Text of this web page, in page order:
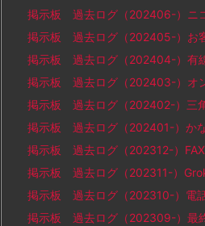
掲示板 過去ログ（202406-）ニ
掲示板 過去ログ（202405-）お
掲示板 過去ログ（202404-）有
掲示板 過去ログ（202403-）オ
掲示板 過去ログ（202402-）三
掲示板 過去ログ（202401-）か
掲示板 過去ログ（202312-）
掲示板 過去ログ（202311-）
掲示板 過去ログ（202310-）電
掲示板 過去ログ（202309-）最